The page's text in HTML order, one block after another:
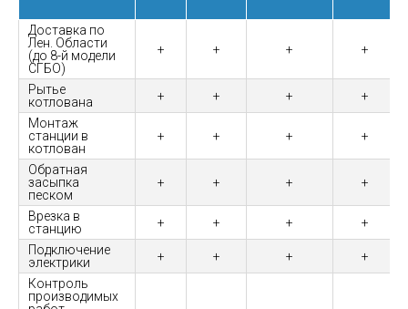
Доставка по
Лен. Области
(до 8-й модели
СГБО)
+ + + +
Рытье
котлована
+ + +
+
Монтаж
станции в
котлован
+ + + +
Обратная
засыпка
песком
+ + + +
Врезка в
станцию
+ + +
+
Подключение
электрики
+ + +
+
Контроль
производимых